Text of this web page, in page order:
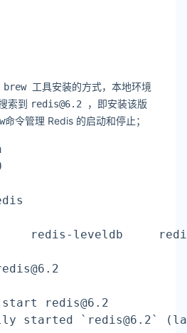
brew 工具安装的方式，本地环境
索到 redis@6.2
，即安装该版
命令管理 Redis 的启动和停止；
redis-leveldb
start redis@6.2
started `redis@6.2`